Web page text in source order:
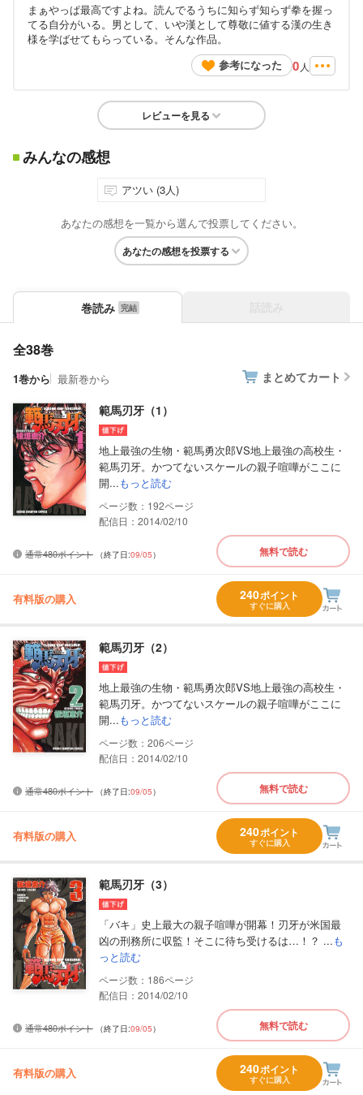
まぁやっぱ最高ですよね。読んでるうちに知らず知らず拳を握っ
てる自分がいる。男として、いや漢として尊敬に値する漢の生き
様を学ばせてもらっている。そんな作品。
参考になった
0 人
レビューを見る
みんなの感想
アツい (3人)
あなたの感想を一覧から選んで投票してください。
あなたの感想を投票する
巻読み
全38巻
1巻から 最新巻から まとめてカート
範馬刃牙（1）
地上最強の生物・範馬勇次郎VS地上最強の高校生・
範馬刃牙。かつてないスケールの親子喧嘩がここに
開...もっと読む
192
配信日：2014/02/10
通常480ポイント （終了日:09/05） 無料で読む
有料版の購入 240ポイント
すぐに購入
範馬刃牙（2）
地上最強の生物・範馬勇次郎VS地上最強の高校生・
範馬刃牙。かつてないスケールの親子喧嘩がここに
開...もっと読む
206
配信日：2014/02/10
通常480ポイント （終了日:09/05） 無料で読む
有料版の購入 240ポイント
すぐに購入
範馬刃牙（3）
「バキ」史上最大の親子喧嘩が開幕！刃牙が米国最
凶の刑務所に収監！そこに待ち受けるは…！？ ...も
っと読む
186
配信日：2014/02/10
通常480ポイント （終了日:09/05） 無料で読む
有料版の購入 240ポイント
すぐに購入